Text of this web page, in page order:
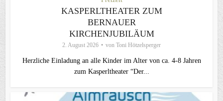
KASPERLTHEATER ZUM
BERNAUER
KIRCHENJUBILÄUM
2. August 2026 von Toni Hötzelsperger
Herzliche Einladung an alle Kinder im Alter von ca. 4-8 Jahren
zum Kasperltheater “Der...